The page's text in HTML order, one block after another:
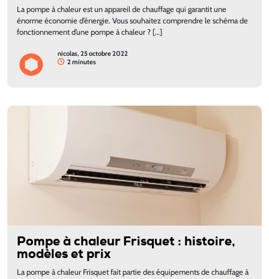
La pompe à chaleur est un appareil de chauffage qui garantit une
énorme économie d’énergie. Vous souhaitez comprendre le schéma de
fonctionnement d’une pompe à chaleur ? […]
nicolas, 25 octobre 2022
2 minutes
Pompe à chaleur Frisquet : histoire,
modèles et prix
La pompe à chaleur Frisquet fait partie des équipements de chauffage à